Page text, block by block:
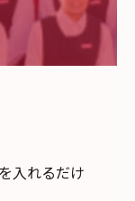
入れるだけ